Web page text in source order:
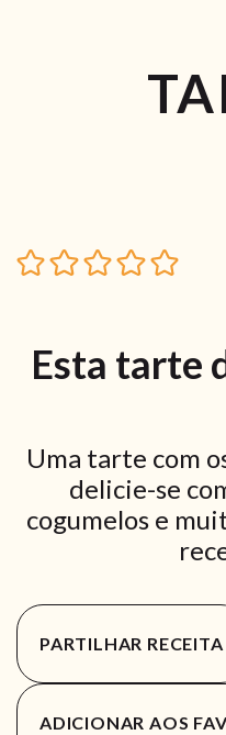
Esta tarte
Uma tarte com
delicie-se
cogumelos e
PARTILHAR RECEITA
ADICIONAR AOS